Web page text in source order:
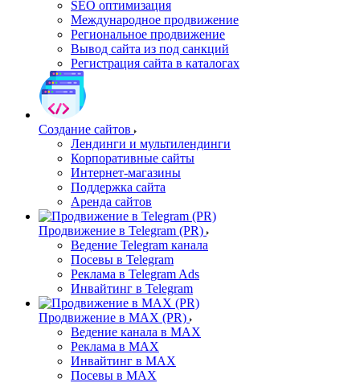
SEO оптимизация
Международное продвижение
Региональное продвижение
Вывод сайта из под санкций
Регистрация сайта в каталогах
Создание сайтов
Лендинги и мультилендинги
Корпоративные сайты
Интернет-магазины
Поддержка сайта
Аренда сайтов
Продвижение в Telegram (PR)
Ведение Telegram канала
Посевы в Telegram
Реклама в Telegram Ads
Инвайтинг в Telegram
Продвижение в MAX (PR)
Ведение канала в MAX
Реклама в MAX
Инвайтинг в MAX
Посевы в MAX